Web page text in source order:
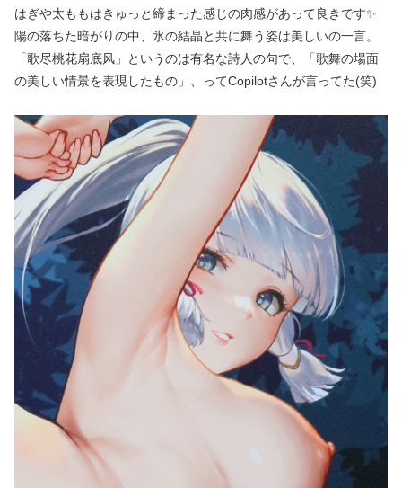
はぎや太ももはきゅっと締まった感じの肉感があって良きです✨
陽の落ちた暗がりの中、氷の結晶と共に舞う姿は美しいの一言。
「歌尽桃花扇底风」というのは有名な詩人の句で、「歌舞の場面
の美しい情景を表現したもの」、ってCopilotさんが言ってた(笑)